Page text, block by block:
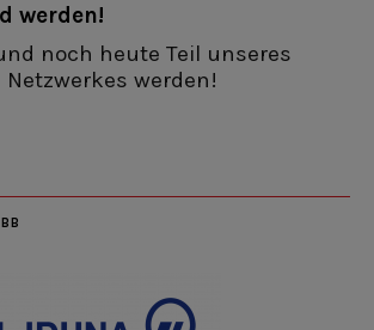
werden!
noch heute Teil unseres
werden!